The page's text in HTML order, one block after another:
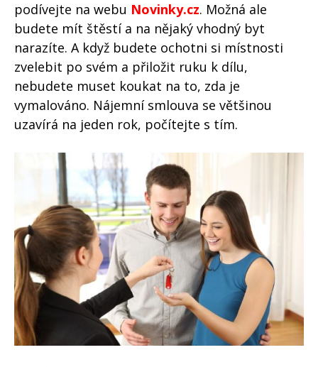
podívejte na webu Novinky.cz. Možná ale
budete mít štěstí a na nějaký vhodný byt
narazíte. A když budete ochotni si místnosti
zvelebit po svém a přiložit ruku k dílu,
nebudete muset koukat na to, zda je
vymalováno. Nájemní smlouva se většinou
uzavírá na jeden rok, počítejte s tím.